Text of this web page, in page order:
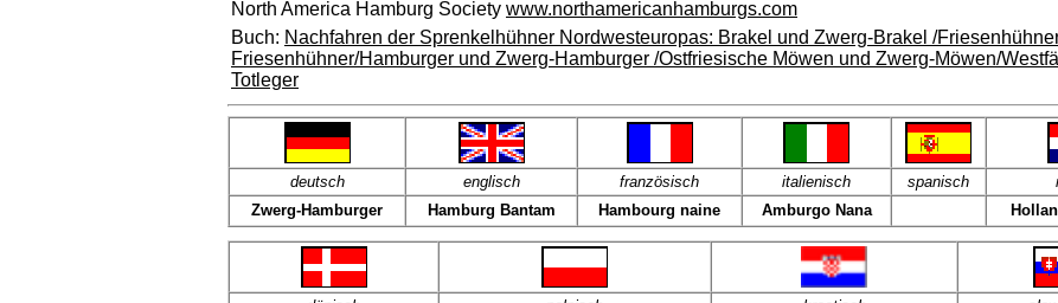
North America Hamburg Society www.northamericanhamburgs.com
Buch: Nachfahren der Sprenkelhühner Nordwesteuropas: Brakel und Zwerg-Brakel /
Friesenhühner/Hamburger und Zwerg-Hamburger /Ostfriesische Möwen und Zwerg-Möwen/
Totleger
deutsch englisch französisch italienisch spanisch
Zwerg-Hamburger
Hamburg Bantam Hambourg naine Amburgo Nana